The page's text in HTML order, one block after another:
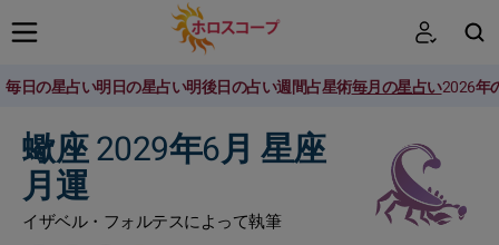
毎日の星占い明日の星占い明後日の占い週間占星術毎月の星占い2026年
蠍座 2029年6月 星座
月運
イザベル・フォルテスによって執筆